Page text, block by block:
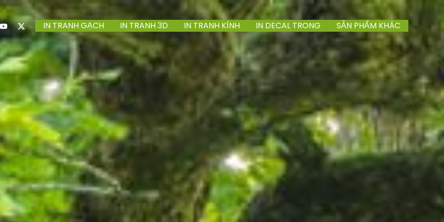
IN TRANH GẠCH IN TRANH 3D IN TRANH KÍNH IN DECAL TRONG SẢN PHẨM KHÁC